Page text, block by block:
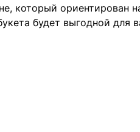
который ориентирован
будет выгодной для